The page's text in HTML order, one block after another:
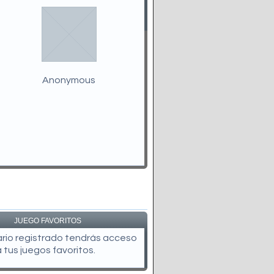
Anonymous
JUEGO FAVORITOS
registrado tendrás acceso
tus juegos favoritos.